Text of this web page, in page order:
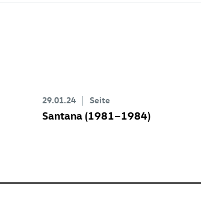
29.01.24 Seite
Santana (1981–1984)